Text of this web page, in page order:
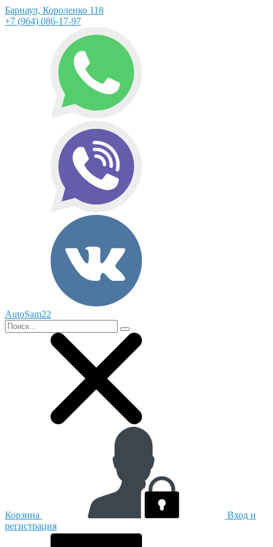
Барнаул, Короленко 118
+7 (964) 086-17-97
AutoSam22
Корзина
Вход и
регистрация